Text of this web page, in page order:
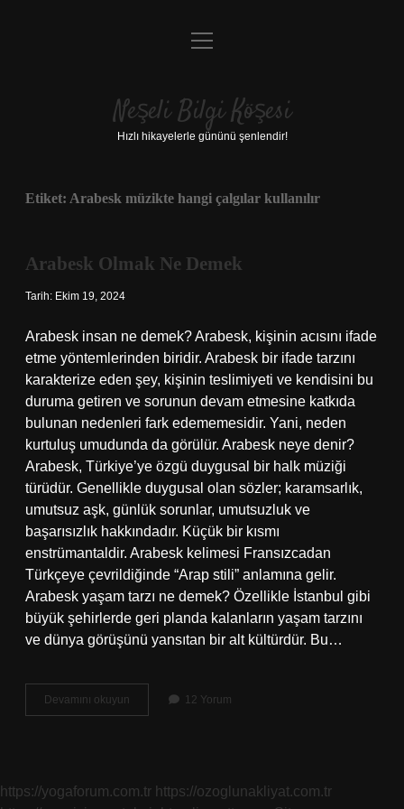
Anasayfa
Yasal Uyarı
menüyü
Neşeli Bilgi Köşesi
Hızlı hikayelerle gününü şenlendir!
Etiket: Arabesk müzikte hangi çalgılar kullanılır
Arabesk Olmak Ne Demek
Tarih: Ekim 19, 2024
Arabesk insan ne demek? Arabesk, kişinin acısını ifade
etme yöntemlerinden biridir. Arabesk bir ifade tarzını
karakterize eden şey, kişinin teslimiyeti ve kendisini bu
duruma getiren ve sorunun devam etmesine katkıda
bulunan nedenleri fark edememesidir. Yani, neden
kurtuluş umudunda da görülür. Arabesk neye denir?
Arabesk, Türkiye’ye özgü duygusal bir halk müziği
türüdür. Genellikle duygusal olan sözler; karamsarlık,
umutsuz aşk, günlük sorunlar, umutsuzluk ve
başarısızlık hakkındadır. Küçük bir kısmı
enstrümantaldir. Arabesk kelimesi Fransızcadan
Türkçeye çevrildiğinde “Arap stili” anlamına gelir.
Arabesk yaşam tarzı ne demek? Özellikle İstanbul gibi
büyük şehirlerde geri planda kalanların yaşam tarzını
ve dünya görüşünü yansıtan bir alt kültürdür. Bu…
Devamını okuyun Arabesk
Olmak
12 Yorum
https://yogaforum.com.tr https://ozoglunakliyat.com.tr